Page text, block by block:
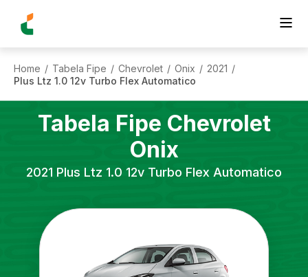
Home / Tabela Fipe / Chevrolet / Onix / 2021 /
Plus Ltz 1.0 12v Turbo Flex Automatico
Tabela Fipe Chevrolet
Onix
2021 Plus Ltz 1.0 12v Turbo Flex Automatico